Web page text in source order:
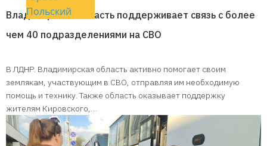
Польский
Владимирская область поддерживает связь с более
чем 40 подразделениями на СВО
В ЛДНР. Владимирская область активно помогает своим
землякам, участвующим в СВО, отправляя им необходимую
помощь и технику. Также область оказывает поддержку
жителям Кировского,…